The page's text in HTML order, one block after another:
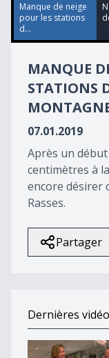
30
seconds
Manque de neige
pour les stations
d...
MANQUE
STATIONS
07.01.2019
Après un
centimètres à
encore désirer
Rasses.
Partager
Dernières
Raspoutine,